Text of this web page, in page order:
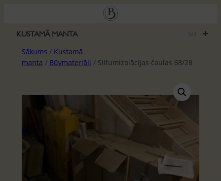
saturu
+
KUSTAMĀ MANTA
Sākums / Kustamā
manta / Būvmateriāli / Siltumizolācijas čaulas 68/28